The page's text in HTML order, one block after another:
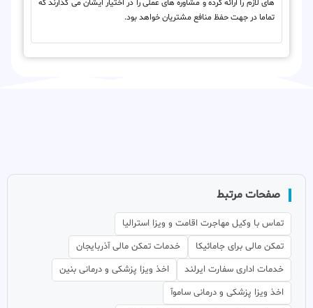
های لازم را ارائه کرده و مشاوره های عملی را در اختیار ایشان می گذارند که
تماما در جهت حفظ منافع مشتریان خواهد بود.
صفحات مرتبط
تماس با وکیل مهاجرت اقامت و ویزا استرالیا
تمکن مالی برای جامائیکا
خدمات تمکن مالی آذربایجان
خدمات اداری سفارت ایرلند
اخذ ویزا پزشکی و درمانی بنین
اخذ ویزا پزشکی و درمانی ساموآ